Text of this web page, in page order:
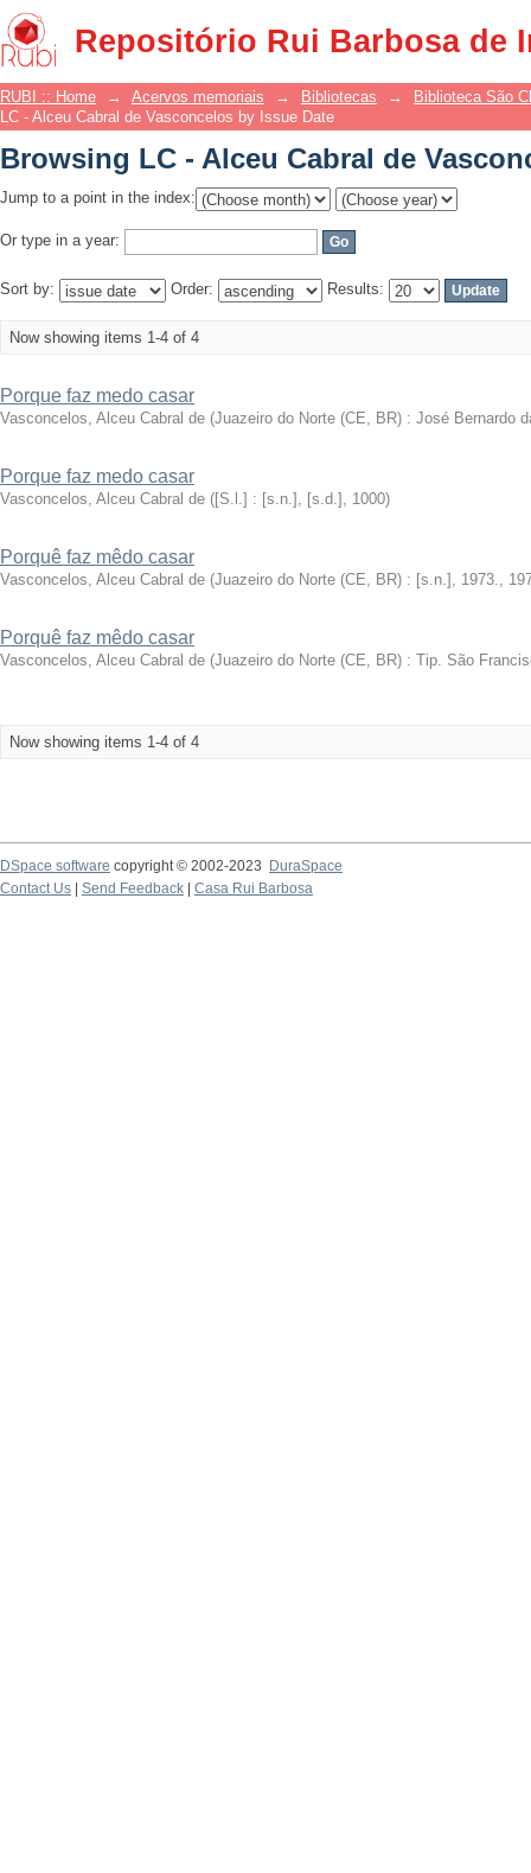
Repositório Rui Barbosa de
Browsing LC - Alceu Cabral de
RUBI :: Home → Acervos memoriais → Bibliotecas →
Biblioteca São
LC - Alceu Cabral de Vasconcelos by Issue Date
Browsing LC - Alceu Cabral de
Jump to a point in the index:
Or type in a year:
Sort by: Order: Results:
Now showing items 1-4 of 4
Porque faz medo casar
Vasconcelos, Alceu Cabral de (Juazeiro do Norte (CE, BR) : José Bernardo
Porque faz medo casar
Vasconcelos, Alceu Cabral de ([S.l.] : [s.n.], [s.d.] , 1000)
Porquê faz mêdo casar
Vasconcelos, Alceu Cabral de (Juazeiro do Norte (CE, BR) : [s.n.], 1973.,
Porquê faz mêdo casar
Vasconcelos, Alceu Cabral de (Juazeiro do Norte (CE, BR) : Tip. São
Now showing items 1-4 of 4
DSpace software copyright © 2002-2023
DuraSpace
Contact Us
Send Feedback Casa Rui Barbosa